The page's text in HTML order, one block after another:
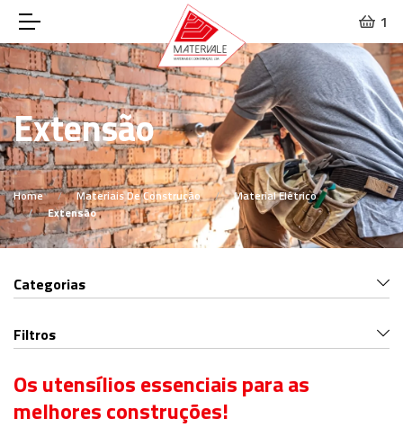
1
Extensão
Home Materiais De Construção
Material Elétrico
Extensão
Categorias
Filtros
Os utensílios essenciais para as
melhores construções!